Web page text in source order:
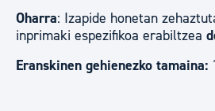
Oharra: Izapide honetan
inprimaki espezifikoa erabiltzea
Eranskinen gehienezko tamaina: